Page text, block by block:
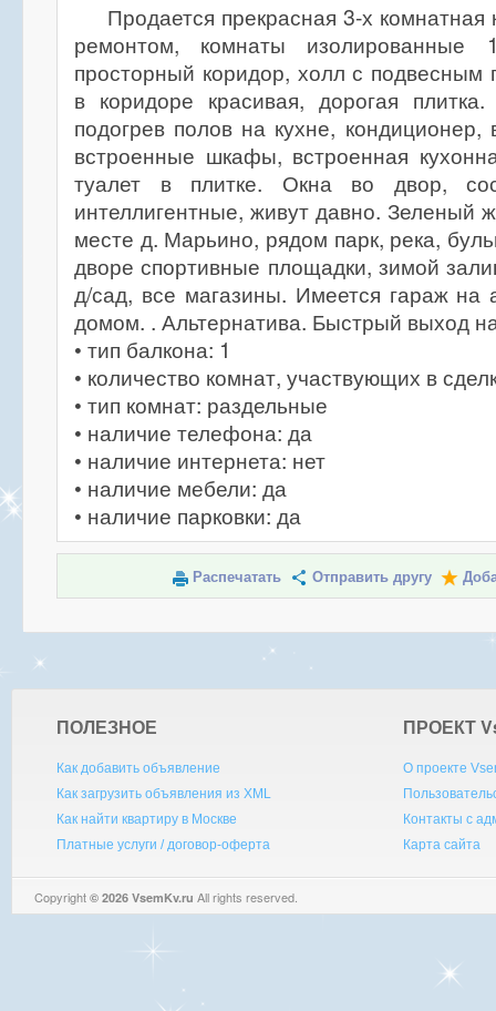
Продается прекрасная 3-х
ремонтом, комнаты
просторный коридор, холл с подвесным
в коридоре красивая, дорогая
подогрев полов на кухне, кондиционер,
встроенные шкафы, встроенная
туалет в плитке. Окна во двор,
интеллигентные, живут давно. Зеленый
месте д. Марьино, рядом парк, река,
дворе спортивные площадки, зимой
д/сад, все магазины. Имеется гараж на
домом. . Альтернатива. Быстрый выход
• тип балкона: 1
• количество комнат, участвующих в
• тип комнат: раздельные
• наличие телефона: да
• наличие интернета: нет
• наличие мебели: да
• наличие парковки: да
Распечатать Отправить другу
ПОЛЕЗНОЕ
Как добавить объявление
Как загрузить объявления из XML
Как найти квартиру в Москве
Платные услуги / договор-оферта
ПРОЕКТ V
О проекте
Контакты с
Карта сайта
Copyright © 2026 VsemKv.ru All rights reserved.